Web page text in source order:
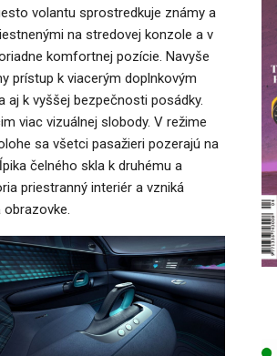
volantu sprostredkuje známy a
na stredovej konzole a v
komfortnej pozície. Navyše
prístup k viacerým doplnkovým
k vyššej bezpečnosti posádky.
viac vizuálnej slobody. V režime
sa všetci pasažieri pozerajú na
čelného skla k druhému a
priestranný interiér a vzniká